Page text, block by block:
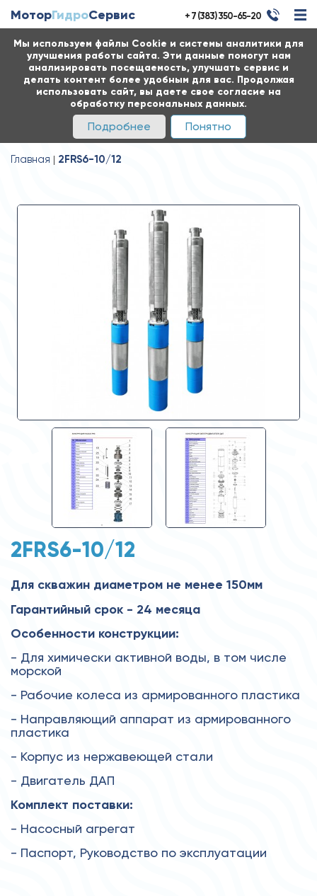
Мы используем файлы Cookie и системы аналитики для
улучшения работы сайта. Эти данные помогут нам
анализировать посещаемость, улучшать сервис и
делать контент более удобным для вас. Продолжая
использовать сайт, вы даете свое согласие на
обработку персональных данных.
Подробнее Понятно
МоторГидроСервис + 7 (383) 350-65-20
Главная 2FRS6-10/12
2FRS6-10/12
Для скважин диаметром не менее 150мм
Гарантийный срок - 24 месяца
Особенности конструкции:
- Для химически активной воды, в том числе
морской
- Рабочие колеса из армированного пластика
- Направляющий аппарат из армированного
пластика
- Корпус из нержавеющей стали
- Двигатель ДАП
Комплект поставки:
- Насосный агрегат
- Паспорт, Руководство по эксплуатации